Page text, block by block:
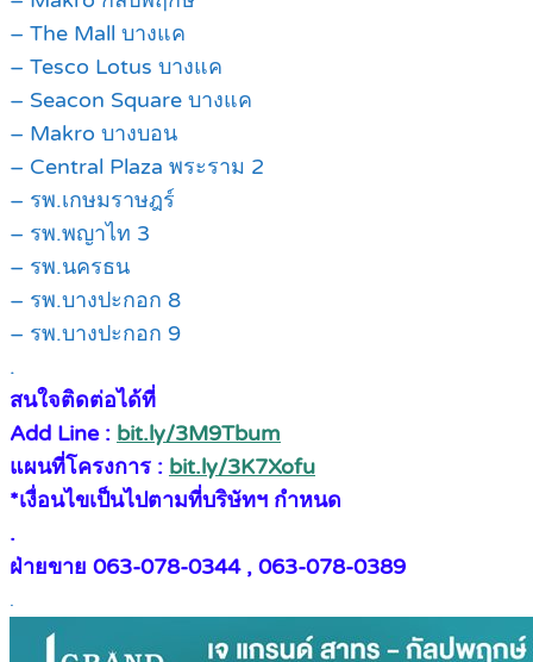
– The Mall บางแค
– Tesco Lotus บางแค
– Seacon Square บางแค
– Makro บางบอน
– Central Plaza พระราม 2
– รพ.เกษมราษฎร์
– รพ.พญาไท 3
– รพ.นครธน
– รพ.บางปะกอก 8
– รพ.บางปะกอก 9
.
สนใจติดต่อได้ที่
Add Line : bit.ly/3M9Tbum
แผนที่โครงการ : bit.ly/3K7Xofu
*เงื่อนไขเป็นไปตามที่บริษัทฯ กำหนด
.
ฝ่ายขาย 063-078-0344 , 063-078-0389
.